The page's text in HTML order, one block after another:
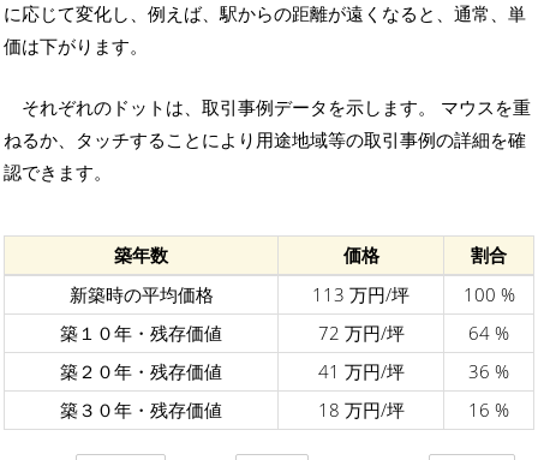
に応じて変化し、例えば、駅からの距離が遠くなると、通常、単
価は下がります。
それぞれのドットは、取引事例データを示します。 マウスを重
ねるか、タッチすることにより用途地域等の取引事例の詳細を確
認できます。
築年数 価格
割合
新築時の平均価格
113 万円/坪
100 %
築１０年・残存価値
72 万円/坪
64 %
築２０年・残存価値
41 万円/坪
36 %
築３０年・残存価値
18 万円/坪 16 %